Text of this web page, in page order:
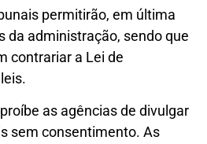
permitirão, em última
da administração, sendo que
contrariar a Lei de
as agências de divulgar
sem consentimento. As